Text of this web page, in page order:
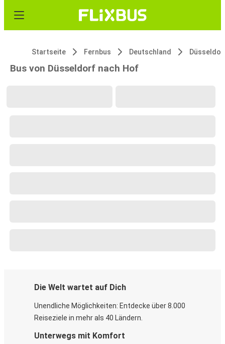
Startseite Fernbus Deutschland
Bus von Düsseldorf nach Hof
Die Welt wartet auf Dich
Unendliche Möglichkeiten: Entdecke über 8.000
Reiseziele in mehr als 40 Ländern.
Unterwegs mit Komfort